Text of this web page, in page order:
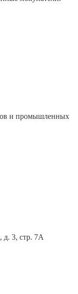
и промышленных
д. 3, стр. 7А